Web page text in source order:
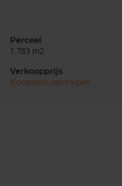
Perceel
1.783 m2
Verkoopprijs
Koopsom opvragen